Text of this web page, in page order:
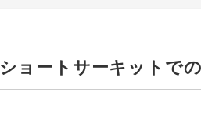
ョートサーキットで